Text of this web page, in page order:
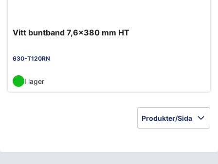
Vitt buntband 7,6x380 mm HT
630-T120RN
I lager
Produkter/Sida